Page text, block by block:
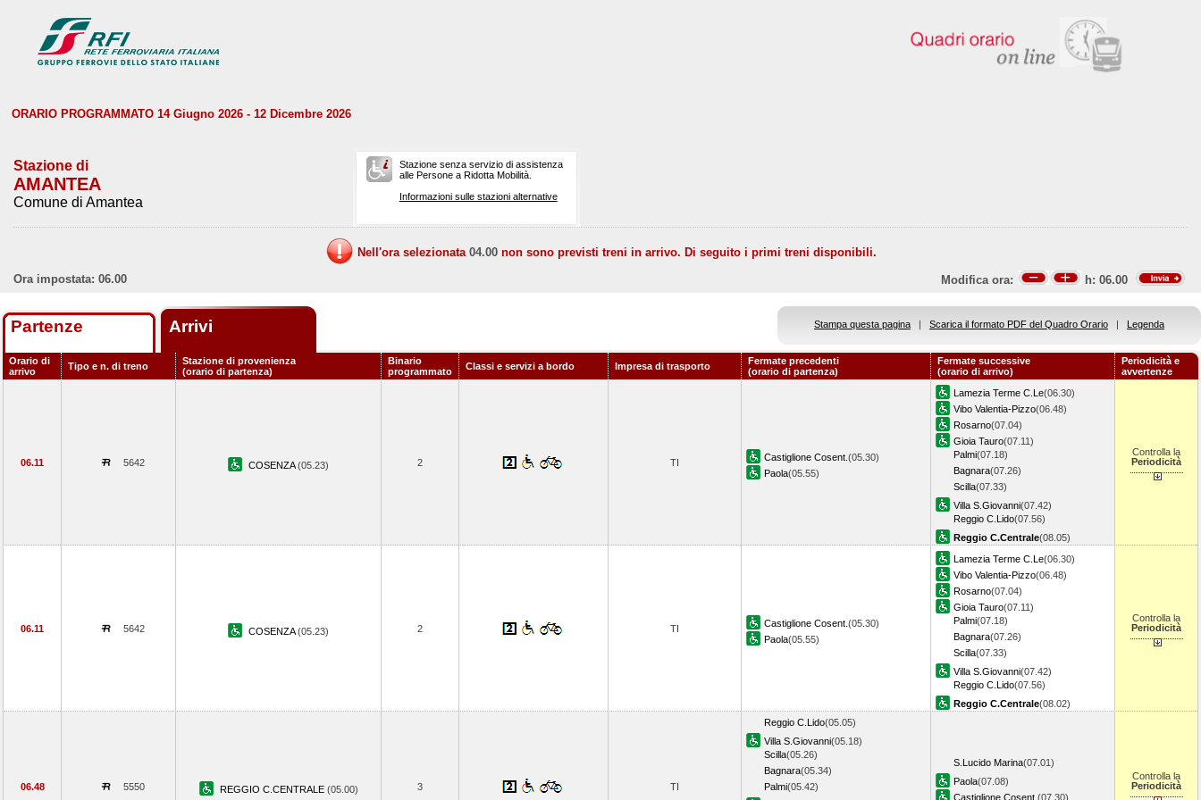
ORARIO PROGRAMMATO 14 Giugno 2026 - 12 Dicembre 2026
Stazione di
AMANTEA
Comune di Amantea
Stazione senza servizio di assistenza
alle Persone a Ridotta Mobilità.
Informazioni sulle stazioni alternative
Nell'ora selezionata 04.00 non sono previsti treni in arrivo. Di seguito i primi treni disponibili.
Ora impostata: 06.00
Modifica ora: h: 06.00
Partenze Arrivi Stampa questa pagina | Scarica il formato PDF del Quadro Orario | Legenda
Orario di
arrivo
Tipo e n. di treno
Stazione di provenienza
(orario di partenza)
Binario
programmato
Classi e servizi a bordo Impresa di trasporto
Fermate precedenti
(orario di partenza)
Fermate successive
(orario di arrivo)
Periodicità e
avvertenze
06.11 5642 COSENZA(05.23) 2 TI Castiglione Cosent. (05.30)
Paola(05.55)
Lamezia Terme C.Le(06.30)
Vibo Valentia-Pizzo(06.48)
Rosarno(07.04)
Gioia Tauro(07.11)
Palmi(07.18)
Bagnara(07.26)
Scilla(07.33)
Villa S.Giovanni(07.42)
Reggio C.Lido(07.56)
Reggio C.Centrale(08.05)
Controlla la
Periodicità
06.11 5642 COSENZA(05.23) 2 TI Castiglione Cosent. (05.30)
Paola(05.55)
Lamezia Terme C.Le(06.30)
Vibo Valentia-Pizzo(06.48)
Rosarno(07.04)
Gioia Tauro(07.11)
Palmi(07.18)
Bagnara(07.26)
Scilla(07.33)
Villa S.Giovanni(07.42)
Reggio C.Lido(07.56)
Reggio C.Centrale(08.02)
Controlla la
Periodicità
06.48 5550 REGGIO C.CENTRALE (05.00) 3 TI
Reggio C.Lido(05.05)
Villa S.Giovanni(05.18)
Scilla(05.26)
Bagnara(05.34)
Palmi(05.42)
S.Lucido Marina(07.01)
Paola(07.08)
Castiglione Cosent. (07.30)
Controlla la
Periodicità